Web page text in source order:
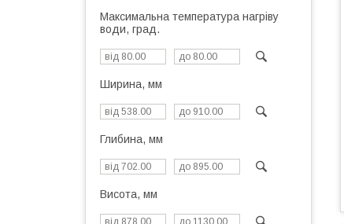
Максимальна температура нагріву
води, град.
Ширина, мм
Глибина, мм
Висота, мм